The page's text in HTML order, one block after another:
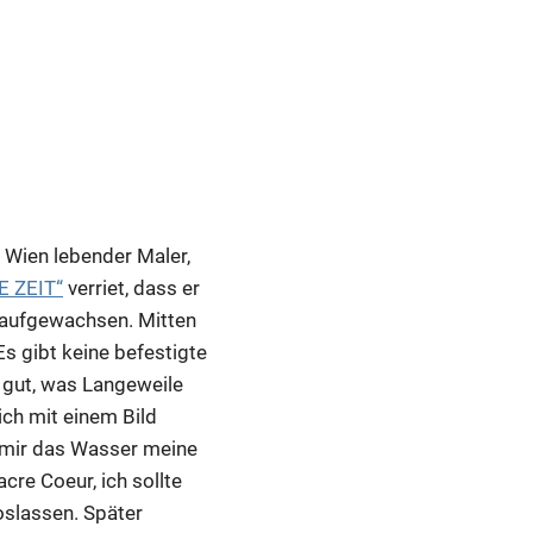
lebender Maler,
ZEIT“ verriet, dass er
Mitten
gibt keine befestigte
was Langeweile
mit einem Bild
das Wasser meine
Coeur, ich sollte
Später